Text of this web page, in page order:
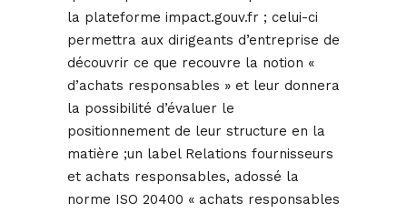
la plateforme impact.gouv.fr ; celui-ci
permettra aux dirigeants d’entreprise de
découvrir ce que recouvre la notion «
d’achats responsables » et leur donnera
la possibilité d’évaluer le
positionnement de leur structure en la
matière ;un label Relations fournisseurs
et achats responsables, adossé la
norme ISO 20400 « achats responsables